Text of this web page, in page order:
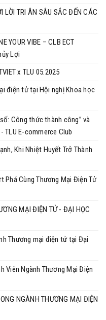
LỜI TRI ÂN SÂU SẮC ĐẾN CÁC
YOUR VIBE – CLB ECT
Lợi
x TLU 05.2025
điện tử tại Hội nghị Khoa học
Công thức thành công” và
TLU E-commerce Club
Khi Nhiệt Huyết Trở Thành
Phá Cùng Thương Mại Điện Tử
MẠI ĐIỆN TỬ - ĐẠI HỌC
Thương mại điện tử tại Đại
Viên Ngành Thương Mại Điện
NGÀNH THƯƠNG MẠI ĐIỆN